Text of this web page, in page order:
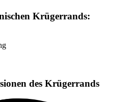
Krügerrands:
des Krügerrands